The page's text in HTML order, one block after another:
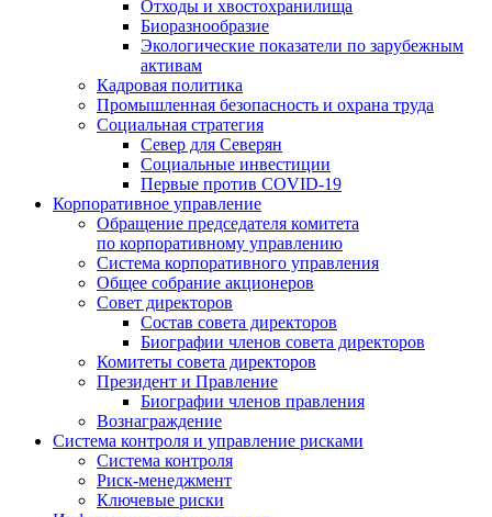
Отходы и хвостохранилища
Биоразнообразие
Экологические показатели по зарубежным
активам
Кадровая политика
Промышленная безопасность и охрана труда
Социальная стратегия
Север для Северян
Социальные инвестиции
Первые против COVID‑19
Корпоративное управление
Обращение председателя комитета
по корпоративному управлению
Система корпоративного управления
Общее собрание акционеров
Совет директоров
Состав совета директоров
Биографии членов совета директоров
Комитеты совета директоров
Президент и Правление
Биографии членов правления
Вознаграждение
Система контроля и управление рисками
Система контроля
Риск-менеджмент
Ключевые риски